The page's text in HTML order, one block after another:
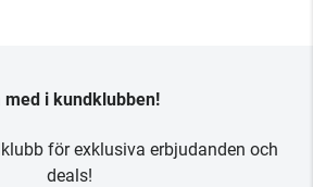
med i kundklubben!
för exklusiva erbjudanden och
deals!